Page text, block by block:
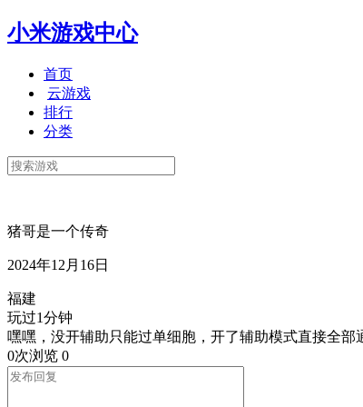
小米游戏中心
首页
云游戏
排行
分类
猪哥是一个传奇
2024年12月16日
福建
玩过1分钟
嘿嘿，没开辅助只能过单细胞，开了辅助模式直接全
0次浏览 0